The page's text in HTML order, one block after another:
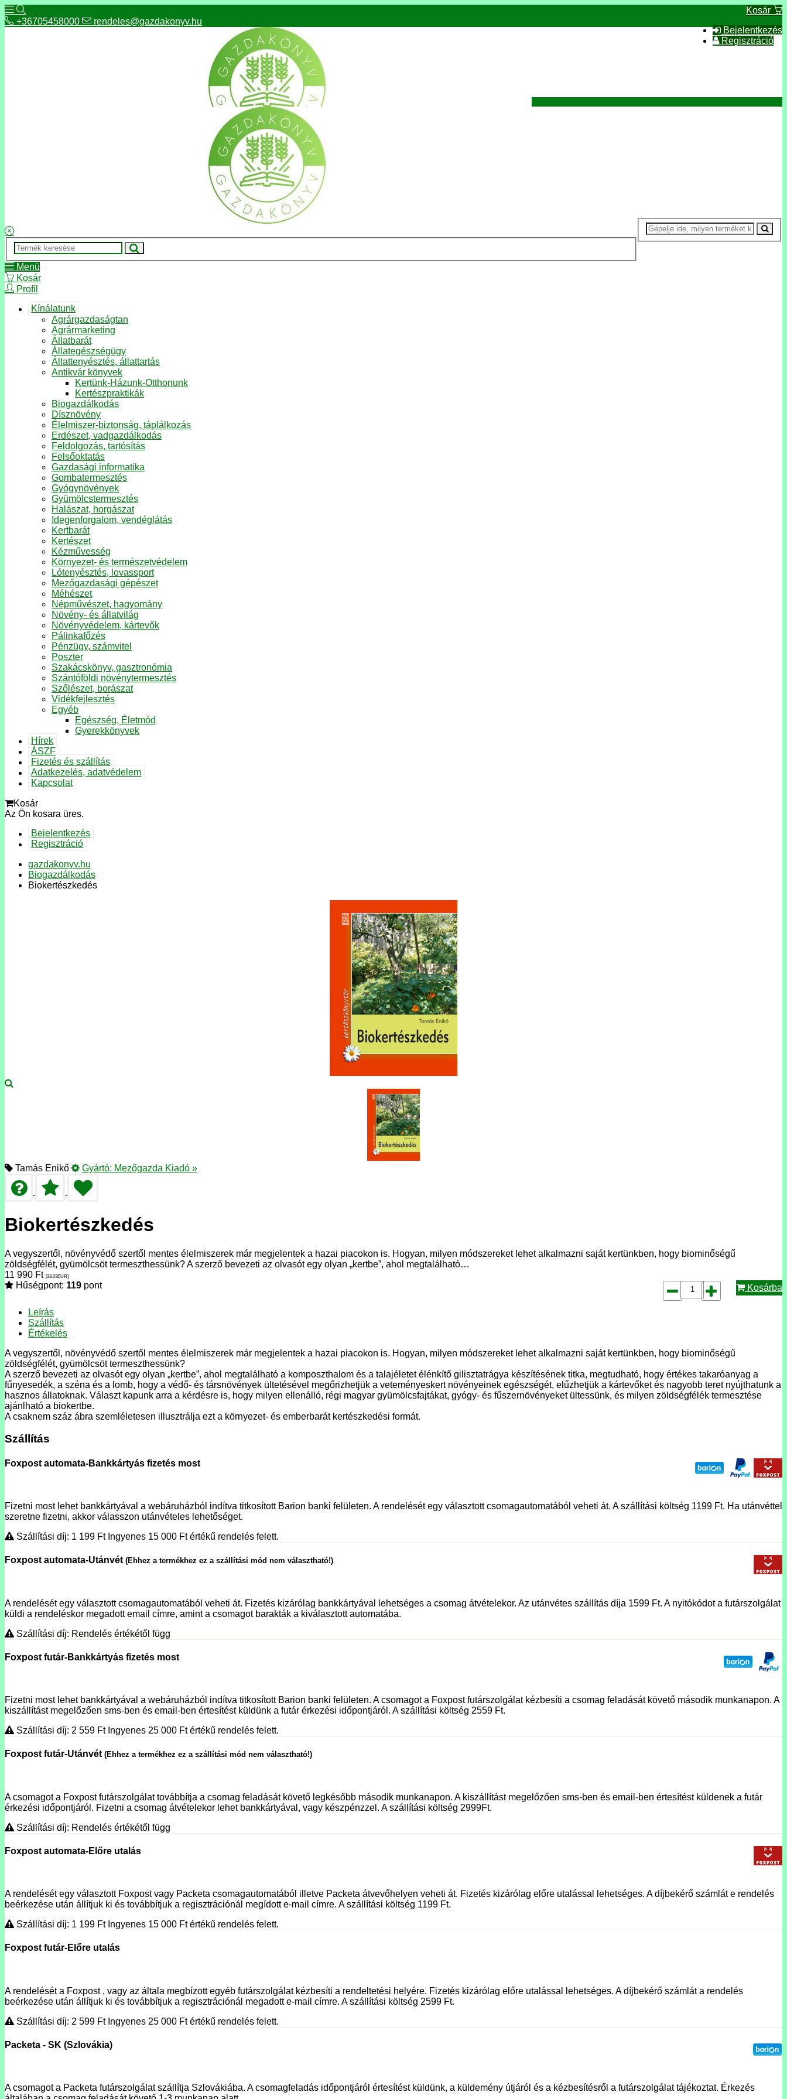
Kosár
Bejelentkezés
Regisztráció
+36705458000 rendeles@gazdakonyv.hu
Menü
Kosár
Profil
Kínálatunk
Agrárgazdaságtan
Agrármarketing
Állatbarát
Állategészségügy
Állattenyésztés, állattartás
Antikvár könyvek
Kertünk-Házunk-Otthonunk
Kertészpraktikák
Biogazdálkodás
Dísznövény
Élelmiszer-biztonság, táplálkozás
Erdészet, vadgazdálkodás
Feldolgozás, tartósítás
Felsőoktatás
Gazdasági informatika
Gombatermesztés
Gyógynövények
Gyümölcstermesztés
Halászat, horgászat
Idegenforgalom, vendéglátás
Kertbarát
Kertészet
Kézművesség
Környezet- és természetvédelem
Lótenyésztés, lovassport
Mezőgazdasági gépészet
Méhészet
Népművészet, hagyomány
Növény- és állatvilág
Növényvédelem, kártevők
Pálinkafőzés
Pénzügy, számvitel
Poszter
Szakácskönyv, gasztronómia
Szántóföldi növénytermesztés
Szőlészet, borászat
Vidékfejlesztés
Egyéb
Egészség, Életmód
Gyerekkönyvek
Hírek
ÁSZF
Fizetés és szállítás
Adatkezelés, adatvédelem
Kapcsolat
Kosár
Az Ön kosara üres.
Bejelentkezés
Regisztráció
gazdakonyv.hu
Biogazdálkodás
Biokertészkedés
Tamás Enikő Gyártó: Mezőgazda Kiadó »
Biokertészkedés
A vegyszertől, növényvédő szertől mentes élelmiszerek már megjelentek a hazai piacokon is. Hogyan, milyen módszereket lehet alkalmazni saját kertünkben, hogy biominőségű
zöldségfélét, gyümölcsöt termeszthessünk? A szerző bevezeti az olvasót egy olyan „kertbe”, ahol megtalálható…
11 990 Ft [33.03EUR]
Hűségpont: 119 pont Kosárba
Leírás
Szállítás
Értékelés
A vegyszertől, növényvédő szertől mentes élelmiszerek már megjelentek a hazai piacokon is. Hogyan, milyen módszereket lehet alkalmazni saját kertünkben, hogy biominőségű
zöldségfélét, gyümölcsöt termeszthessünk?
A szerző bevezeti az olvasót egy olyan „kertbe”, ahol megtalálható a komposzthalom és a talajéletet élénkítő gilisztatrágya készítésének titka, megtudható, hogy értékes takaróanyag a
fűnyesedék, a széna és a lomb, hogy a védő- és társnövények ültetésével megőrizhetjük a veteményeskert növényeinek egészségét, elűzhetjük a kártevőket és nagyobb teret nyújthatunk a
hasznos állatoknak. Választ kapunk arra a kérdésre is, hogy milyen ellenálló, régi magyar gyümölcsfajtákat, gyógy- és fűszernövényeket ültessünk, és milyen zöldségfélék termesztése
ajánlható a biokertbe.
A csaknem száz ábra szemléletesen illusztrálja ezt a környezet- és emberbarát kertészkedési formát.
Szállítás
Foxpost automata-Bankkártyás fizetés most
Fizetni most lehet bankkártyával a webáruházból indítva titkosított Barion banki felületen. A rendelését egy választott csomagautomatából veheti át. A szállítási költség 1199 Ft. Ha utánvéttel
szeretne fizetni, akkor válasszon utánvételes lehetőséget.
Szállítási díj: 1 199 Ft Ingyenes 15 000 Ftértékű rendelés felett.
Foxpost automata-Utánvét (Ehhez a termékhez ez a szállítási mód nem választható!)
A rendelését egy választott csomagautomatából veheti át. Fizetés kizárólag bankkártyával lehetséges a csomag átvételekor. Az utánvétes szállítás díja 1599 Ft. A nyitókódot a futárszolgálat
küldi a rendeléskor megadott email címre, amint a csomagot barakták a kiválasztott automatába.
Szállítási díj: Rendelés értékétől függ
Foxpost futár-Bankkártyás fizetés most
Fizetni most lehet bankkártyával a webáruházból indítva titkosított Barion banki felületen. A csomagot a Foxpost futárszolgálat kézbesíti a csomag feladását követő második munkanapon. A
kiszállítást megelőzően sms-ben és email-ben értesítést küldünk a futár érkezési időpontjáról. A szállítási költség 2559 Ft.
Szállítási díj: 2 559 Ft Ingyenes 25 000 Ftértékű rendelés felett.
Foxpost futár-Utánvét (Ehhez a termékhez ez a szállítási mód nem választható!)
A csomagot a Foxpost futárszolgálat továbbítja a csomag feladását követő legkésőbb második munkanapon. A kiszállítást megelőzően sms-ben és email-ben értesítést küldenek a futár
érkezési időpontjáról. Fizetni a csomag átvételekor lehet bankkártyával, vagy készpénzzel. A szállítási költség 2999Ft.
Szállítási díj: Rendelés értékétől függ
Foxpost automata-Előre utalás
A rendelését egy választott Foxpost vagy Packeta csomagautomatából illetve Packeta átvevőhelyen veheti át. Fizetés kizárólag előre utalással lehetséges. A díjbekérő számlát e rendelés
beérkezése után állítjuk ki és továbbítjuk a regisztrációnál megídott e-mail címre. A szállítási költség 1199 Ft.
Szállítási díj: 1 199 Ft Ingyenes 15 000 Ftértékű rendelés felett.
Foxpost futár-Előre utalás
A rendelését a Foxpost , vagy az általa megbízott egyéb futárszolgálat kézbesíti a rendeltetési helyére. Fizetés kizárólag előre utalással lehetséges. A díjbekérő számlát a rendelés
beérkezése után állítjuk ki és továbbítjuk a regisztrációnál megadott e-mail címre. A szállítási költség 2599 Ft.
Szállítási díj: 2 599 Ft Ingyenes 25 000 Ftértékű rendelés felett.
Packeta - SK (Szlovákia)
A csomagot a Packeta futárszolgálat szállítja Szlovákiába. A csomagfeladás időpontjáról értesítést küldünk, a küldemény útjáról és a kézbesítésről a futárszolgálat tájékoztat. Érkezés